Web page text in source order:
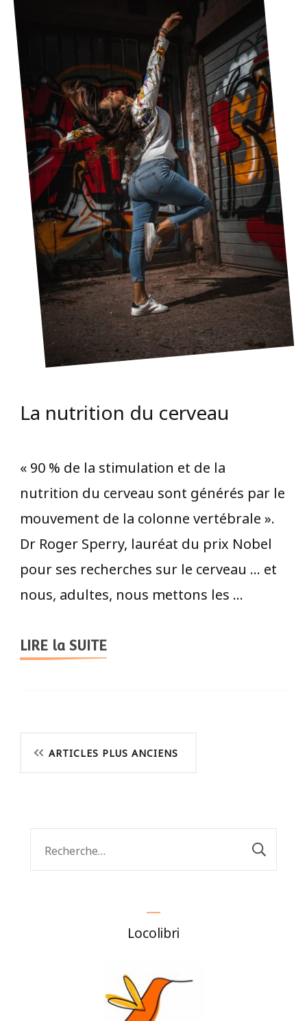
La nutrition du cerveau
« 90 % de la stimulation et de la
nutrition du cerveau sont générés par le
mouvement de la colonne vertébrale ».
Dr Roger Sperry, lauréat du prix Nobel
pour ses recherches sur le cerveau … et
nous, adultes, nous mettons les …
LIRE la SUITE
Navigation
articles
ARTICLES PLUS ANCIENS
Locolibri